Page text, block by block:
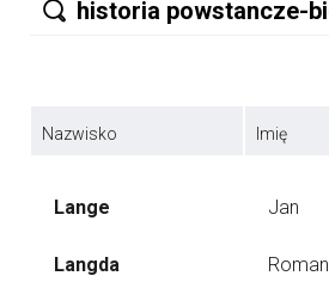
Nazwisko Imię
Lange Jan
Langda Roman